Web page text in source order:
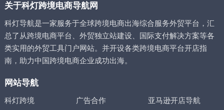
关于科灯跨境电商导航网
科灯导航是一家服务于全球跨境电商出海综合服务外贸平台，汇
总了从跨境电商平台、外贸独立站建设、国际支付解决方案等各
类实用的外贸工具门户网站。并开设各类跨境电商平台开店指
南，助力中国跨境电商企业成功出海。
网站导航
科灯跨境 广告合作
亚马逊开店导航